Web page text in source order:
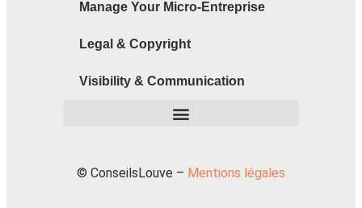
Manage Your Micro-Entreprise
Legal & Copyright
Visibility & Communication
© ConseilsLouve – Mentions légales